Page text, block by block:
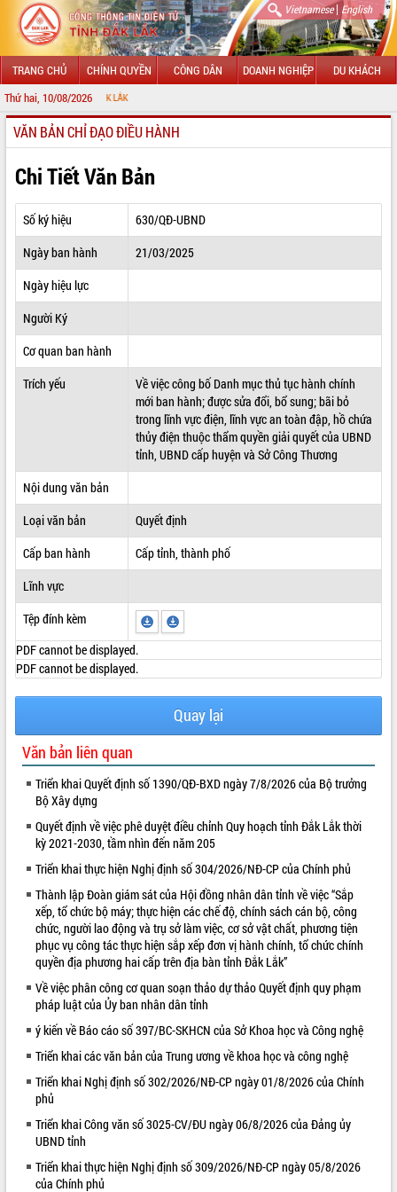
Vietnamese| English
TRANG CHỦ CHÍNH QUYỀN CÔNG DÂN DOANH NGHIỆP DU KHÁCH
Thứ hai, 10/08/2026
GIỚI THIỆU
LÃNH ĐẠO UBND TỈNH
TIN TỨC SỰ KIỆN
SỞ, BAN, NGÀNH
THÔNG TIN CHỈ ĐẠO ĐIỀU HÀNH
HỆ THỐNG VĂN BẢN
VĂN BẢN HĐND TỈNH
VIDEO
Trailer Lễ hội Sầu riêng Đắk Lắk năm
2026
Khám bệnh, cấp phát thuốc miễn phí
và tặng quà người dân xã Cư Pui
Hội nghị UBND tỉnh Đắk Lắk thường kỳ
tháng 7/2026
Lễ truy tặng danh hiệu “Bà Mẹ Việt
Nam Anh hùng” và trao Huân chương
Lao động
UBND tỉnh Đắk Lắk triển khai nhiệm
ALBUM ẢNH
VĂN BẢN CHỈ ĐẠO ĐIỀU HÀNH
Chi Tiết Văn Bản
Số ký hiệu
630/QĐ-UBND
Ngày ban hành
21/03/2025
Ngày hiệu lực
Người Ký
Cơ quan ban hành
Trích yếu
Về việc công bố Danh mục thủ tục hành chính
mới ban hành; được sửa đổi, bổ sung; bãi bỏ
trong lĩnh vực điện, lĩnh vực an toàn đập, hồ chứa
thủy điện thuộc thẩm quyền giải quyết của UBND
tỉnh, UBND cấp huyện và Sở Công Thương
Nội dung văn bản
Loại văn bản
Quyết định
Cấp ban hành
Cấp tỉnh, thành phố
Lĩnh vực
Tệp đính kèm
PDF cannot be displayed.
PDF cannot be displayed.
Quay lại
Văn bản liên quan
Triển khai Quyết định số 1390/QĐ-BXD ngày 7/8/2026 của Bộ trưởng
Bộ Xây dựng
Quyết định về việc phê duyệt điều chỉnh Quy hoạch tỉnh Đắk Lắk thời
kỳ 2021-2030, tầm nhìn đến năm 205
Triển khai thực hiện Nghị định số 304/2026/NĐ-CP của Chính phủ
Thành lập Đoàn giám sát của Hội đồng nhân dân tỉnh về việc “Sắp
xếp, tổ chức bộ máy; thực hiện các chế độ, chính sách cán bộ, công
chức, người lao động và trụ sở làm việc, cơ sở vật chất, phương tiện
phục vụ công tác thực hiện sắp xếp đơn vị hành chính, tổ chức chính
quyền địa phương hai cấp trên địa bàn tỉnh Đắk Lắk”
Về việc phân công cơ quan soạn thảo dự thảo Quyết định quy phạm
pháp luật của Ủy ban nhân dân tỉnh
ý kiến về Báo cáo số 397/BC-SKHCN của Sở Khoa học và Công nghệ
Triển khai các văn bản của Trung ương về khoa học và công nghệ
Triển khai Nghị định số 302/2026/NĐ-CP ngày 01/8/2026 của Chính
phủ
Triển khai Công văn số 3025-CV/ĐU ngày 06/8/2026 của Đảng ủy
UBND tỉnh
Triển khai thực hiện Nghị định số 309/2026/NĐ-CP ngày 05/8/2026
của Chính phủ